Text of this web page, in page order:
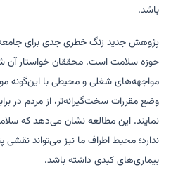
باشد.
پژوهش جدید زنگ خطری جدی برای
حوزه سلامت است. محققان خواستار آن
مواجهه‌های شغلی و محیطی با این‌گونه
وضع مقررات سخت‌گیرانه‌تر، از مردم در
نمایند. این مطالعه نشان می‌دهد که
ندارد؛ محیط اطراف ما نیز می‌تواند نقشی
بیماری‌های کبدی داشته باشد.